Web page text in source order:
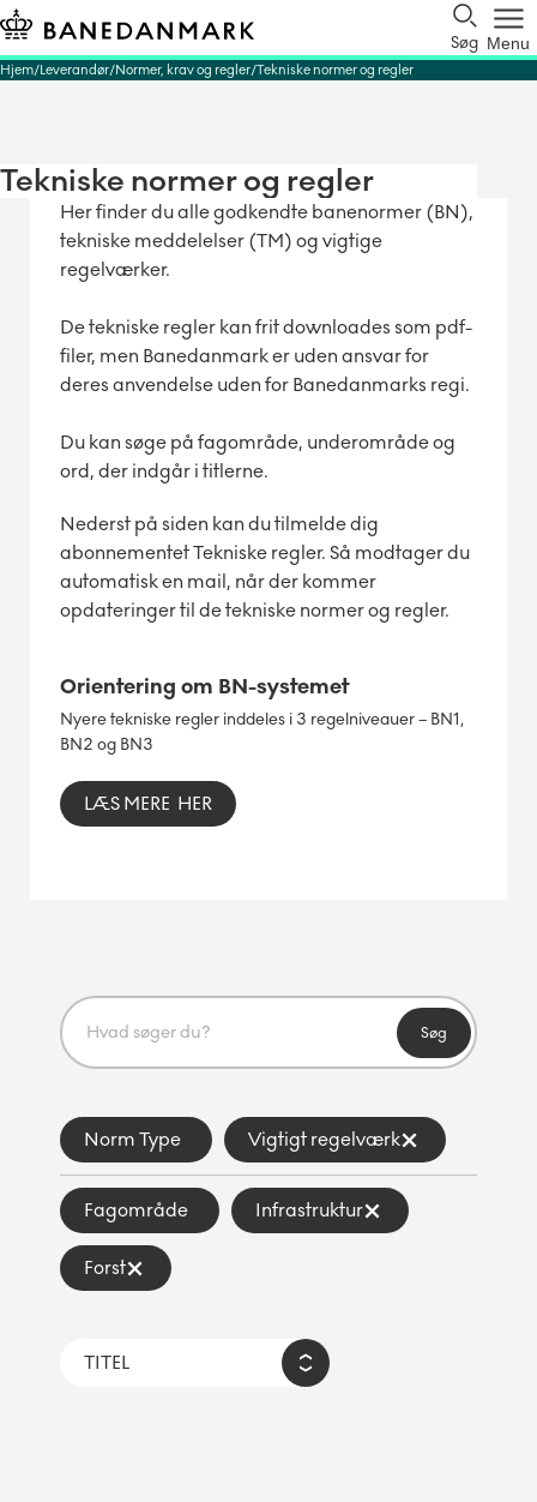
Søg Menu
Hjem Leverandør Normer, krav og regler Tekniske normer og regler
Tekniske normer og regler
Her finder du alle godkendte banenormer (BN),
tekniske meddelelser (TM) og vigtige
regelværker.
De tekniske regler kan frit downloades som pdf-
filer, men Banedanmark er uden ansvar for
deres anvendelse uden for Banedanmarks regi.
Du kan søge på fagområde, underområde og
ord, der indgår i titlerne.
Nederst på siden kan du tilmelde dig
abonnementet Tekniske regler. Så modtager du
automatisk en mail, når der kommer
opdateringer til de tekniske normer og regler.
Orientering om BN-systemet
Nyere tekniske regler inddeles i 3 regelniveauer – BN1,
BN2 og BN3
LÆS MERE HER
Søg
Norm Type Vigtigt regelværk
Fagområde Infrastruktur
Forst